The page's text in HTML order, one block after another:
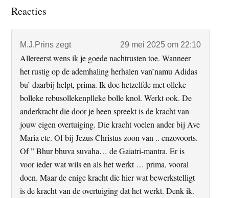
Lees
Reacties
M.J.Prins zegt 29 mei 2025 om 22:10
Allereerst wens ik je goede nachtrusten toe. Wanneer
het rustig op de ademhaling herhalen van’namu Adidas
bu’ daarbij helpt, prima. Ik doe hetzelfde met olleke
bolleke rebusollekenplleke bolle knol. Werkt ook. De
anderkracht die door je heen spreekt is de kracht van
jouw eigen overtuiging. Die kracht voelen ander bij Ave
Maria etc. Of bij Jezus Christus zoon van .. enzovoorts.
Of ” Bhur bhuva suvaha… de Gaiatri-mantra. Er is
voor ieder wat wils en als het werkt … prima, vooral
doen. Maar de enige kracht die hier wat bewerkstelligt
is de kracht van de overtuiging dat het werkt. Denk ik.